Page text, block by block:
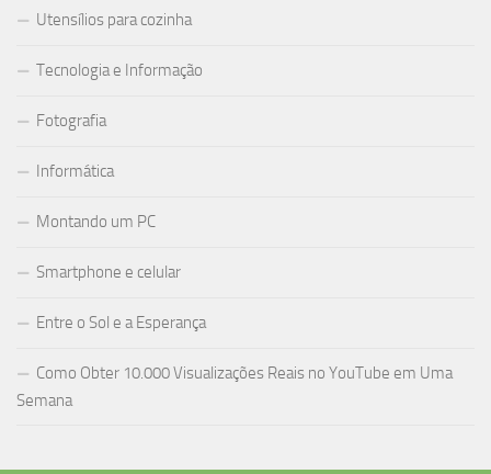
Utensílios para cozinha
Tecnologia e Informação
Fotografia
Informática
Montando um PC
Smartphone e celular
Entre o Sol e a Esperança
Como Obter 10.000 Visualizações Reais no YouTube em Uma
Semana